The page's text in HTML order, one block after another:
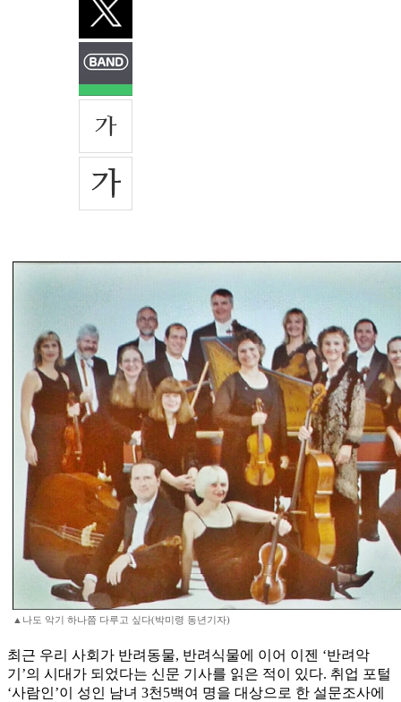
▲나도 악기 하나쯤 다루고 싶다(박미령 동년기자)
최근 우리 사회가 반려동물, 반려식물에 이어 이젠 ‘반려악
기’의 시대가 되었다는 신문 기사를 읽은 적이 있다. 취업 포털
‘사람인’이 성인 남녀 3천5백여 명을 대상으로 한 설문조사에